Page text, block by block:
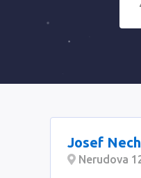
Josef
Nerudova